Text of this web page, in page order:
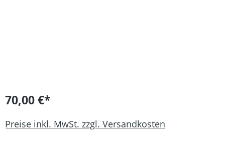
70,00 €*
Preise inkl. MwSt. zzgl. Versandkosten